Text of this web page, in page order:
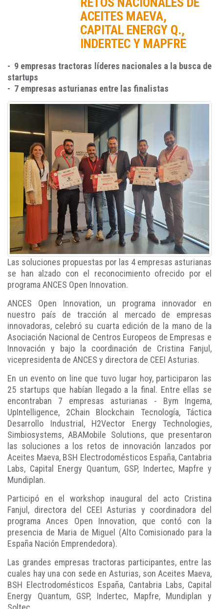
ACEITES MAEVA,
CAPITAL ENERGY Q.,
INDERTEC Y MAPFRE
- 9 empresas tractoras líderes nacionales a la busca de
startups
- 7 empresas asturianas entre las finalistas
Las soluciones propuestas por las 4 empresas asturianas
se han alzado con el reconocimiento ofrecido por el
programa ANCES Open Innovation.
ANCES Open Innovation, un programa innovador en
nuestro país de tracción al mercado de empresas
innovadoras, celebró su cuarta edición de la mano de la
Asociación Nacional de Centros Europeos de Empresas e
Innovación y bajo la coordinación de Cristina Fanjul,
vicepresidenta de ANCES y directora de CEEI Asturias.
En un evento on line que tuvo lugar hoy, participaron las
25 startups que habían llegado a la final. Entre ellas se
encontraban 7 empresas asturianas - Bym Ingema,
UpIntelligence, 2Chain Blockchain Tecnología, Táctica
Desarrollo Industrial, H2Vector Energy Technologies,
Simbiosystems, ABAMobile Solutions, que presentaron
las soluciones a los retos de innovación lanzados por
Aceites Maeva, BSH Electrodomésticos España, Cantabria
Labs, Capital Energy Quantum, GSP, Indertec, Mapfre y
Mundiplan.
Participó en el workshop inaugural del acto Cristina
Fanjul, directora del CEEI Asturias y coordinadora del
programa Ances Open Innovation, que contó con la
presencia de Maria de Miguel (Alto Comisionado para la
España Nación Emprendedora).
Las grandes empresas tractoras participantes, entre las
cuales hay una con sede en Asturias, son Aceites Maeva,
BSH Electrodomésticos España, Cantabria Labs, Capital
Energy Quantum, GSP, Indertec, Mapfre, Mundiplan y